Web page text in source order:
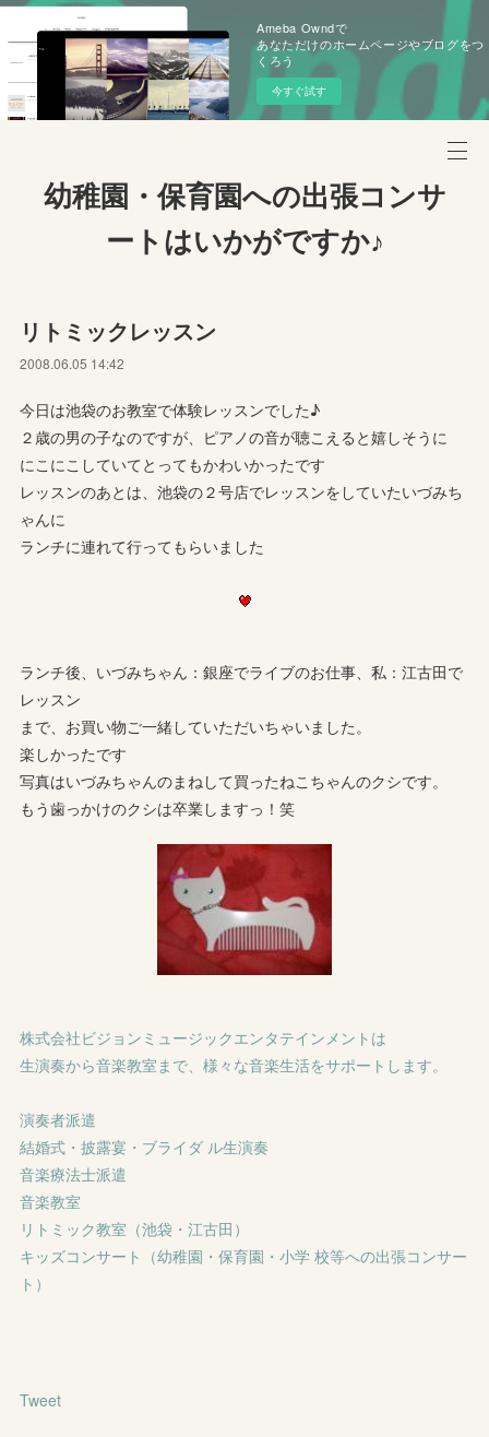
Ameba Owndで
あなただけのホームページやブログをつ
くろう
今すぐ試す
幼稚園・保育園への出張コンサ
ートはいかがですか♪
リトミックレッスン
2008.06.05 14:42
今日は池袋のお教室で体験レッスンでした♪
２歳の男の子なのですが、ピアノの音が聴こえると嬉しそうに
にこにこしていてとってもかわいかったです
レッスンのあとは、池袋の２号店でレッスンをしていたいづみち
ゃんに
ランチに連れて行ってもらいました
ランチ後、いづみちゃん：銀座でライブのお仕事、私：江古田で
レッスン
まで、お買い物ご一緒していただいちゃいました。
楽しかったです
写真はいづみちゃんのまねして買ったねこちゃんのクシです。
もう歯っかけのクシは卒業しますっ！笑
株式会社ビジョンミュージックエンタテインメントは
生演奏から音楽教室まで、様々な音楽生活をサポートします。
演奏者派遣
結婚式・披露宴・ブライダ ル生演奏
音楽療法士派遣
音楽教室
リトミック教室（池袋・江古田）
キッズコンサート（幼稚園・保育園・小学 校等への出張コンサー
ト）
Tweet